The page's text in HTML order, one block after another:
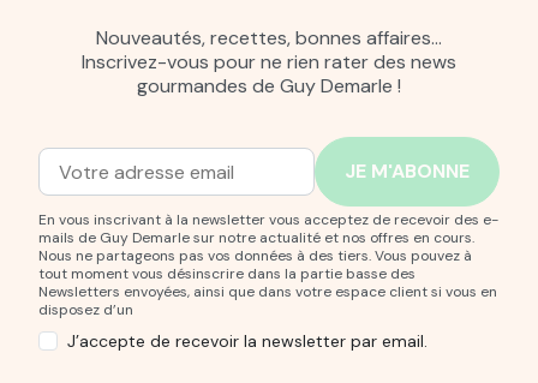
Nouveautés, recettes, bonnes affaires…
Inscrivez-vous pour ne rien rater des news
gourmandes de Guy Demarle !
Adresse mail
Entrez votre adresse mail pour vous abonner à notre
En vous inscrivant à la newsletter vous acceptez de recevoir des e-
mails de Guy Demarle sur notre actualité et nos offres en cours.
Nous ne partageons pas vos données à des tiers. Vous pouvez à
tout moment vous désinscrire dans la partie basse des
Newsletters envoyées, ainsi que dans votre espace client si vous en
disposez d’un
J’accepte de recevoir la newsletter par email.